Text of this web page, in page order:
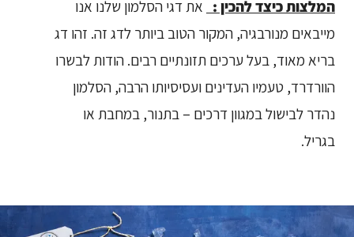
המלצות כיצד להכין : את דגי הסלמון שלנו אנו
מייבאים מנורבגיה, המקור הטוב ביותר לדג זה. זהו דג
בריא מאוד, בעל ערכים תזונתיים רבים. הודות לבשרו
הוורדרד, טעמיו העדינים ועסיסיותו הרבה, הסלמון
נהדר לבישול במגוון דרכים – בתנור, במחבת או
בגריל.